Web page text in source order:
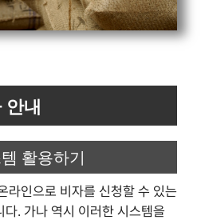
안내
활용하기
라인으로 비자를 신청할 수 있는
. 가나 역시 이러한 시스템을